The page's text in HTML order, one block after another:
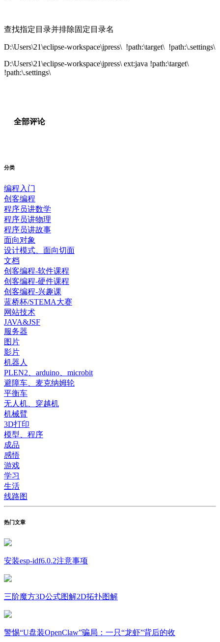
查找指定目录并排除固定目录名
D:\Users\21\eclipse-workspace\jpress\ !path:\target\ !path:\.settings\
D:\Users\21\eclipse-workspace\jpress\ ext:java !path:\target\
!path:\.settings\
全部评论
分类
编程入门
创客编程
程序员讲数学
程序员讲物理
程序员讲故事
面向对象
设计模式、面向切面
文档
创客编程-软件课程
创客编程-硬件课程
创客编程-兴趣课
蓝桥杯/STEMA大赛
网站技术
JAVA&JSF
服务器
图片
影片
机器人
PLEN2、arduino、microbit
避障车、麦克纳姆轮
平衡车
无人机、穿越机
机械臂
3D打印
模型、程序
成品
感悟
游戏
学习
生活
线路图
热门文章
安装esp-idf6.0.2注意事项
三阶魔方3D公式图解2D拓扑图解
警惕“U盘装OpenClaw”骗局：一只“龙虾”背后的收